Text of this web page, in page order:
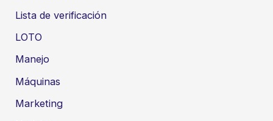
Lista de verificación
LOTO
Manejo
Máquinas
Marketing